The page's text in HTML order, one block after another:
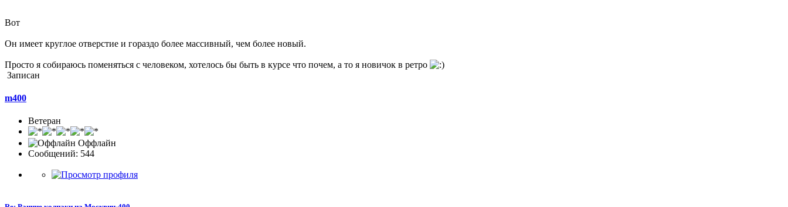
Вот
Он имеет круглое отверстие и гораздо более массивный, чем более новый.
Просто я собираюсь поменяться с человеком, хотелось бы быть в курсе что почем, а то я новичок в ретро
Записан
m400
Ветеран
Оффлайн
Сообщений: 544